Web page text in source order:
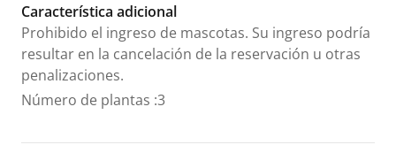
Característica adicional
Prohibido el ingreso de mascotas. Su ingreso podría
resultar en la cancelación de la reservación u otras
penalizaciones.
Número de plantas :3